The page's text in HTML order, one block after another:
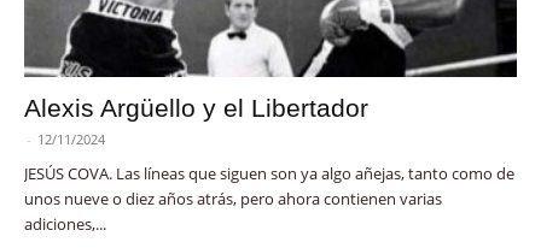
Alexis Argüello y el Libertador
- 12/11/2024
JESÚS COVA. Las líneas que siguen son ya algo añejas, tanto como de
unos nueve o diez años atrás, pero ahora contienen varias
adiciones,...